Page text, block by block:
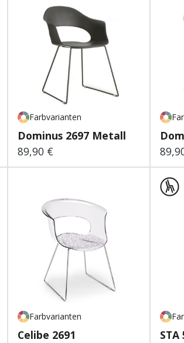
Farbvarianten
Dominus 2697 Metall
Regulärer Preis:
89,90 €
Farbvarianten
Celibe 2691
STA